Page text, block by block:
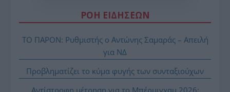
ΡΟΗ ΕΙΔΗΣΕΩΝ
ΤΟ ΠΑΡΟΝ: Ρυθμιστής ο Αντώνης Σαμαράς – Απειλή
για ΝΔ
Προβληματίζει το κύμα φυγής των συνταξιούχων
Αντίστροφη μέτρηση για το Μπέρμιγχαμ 2026: